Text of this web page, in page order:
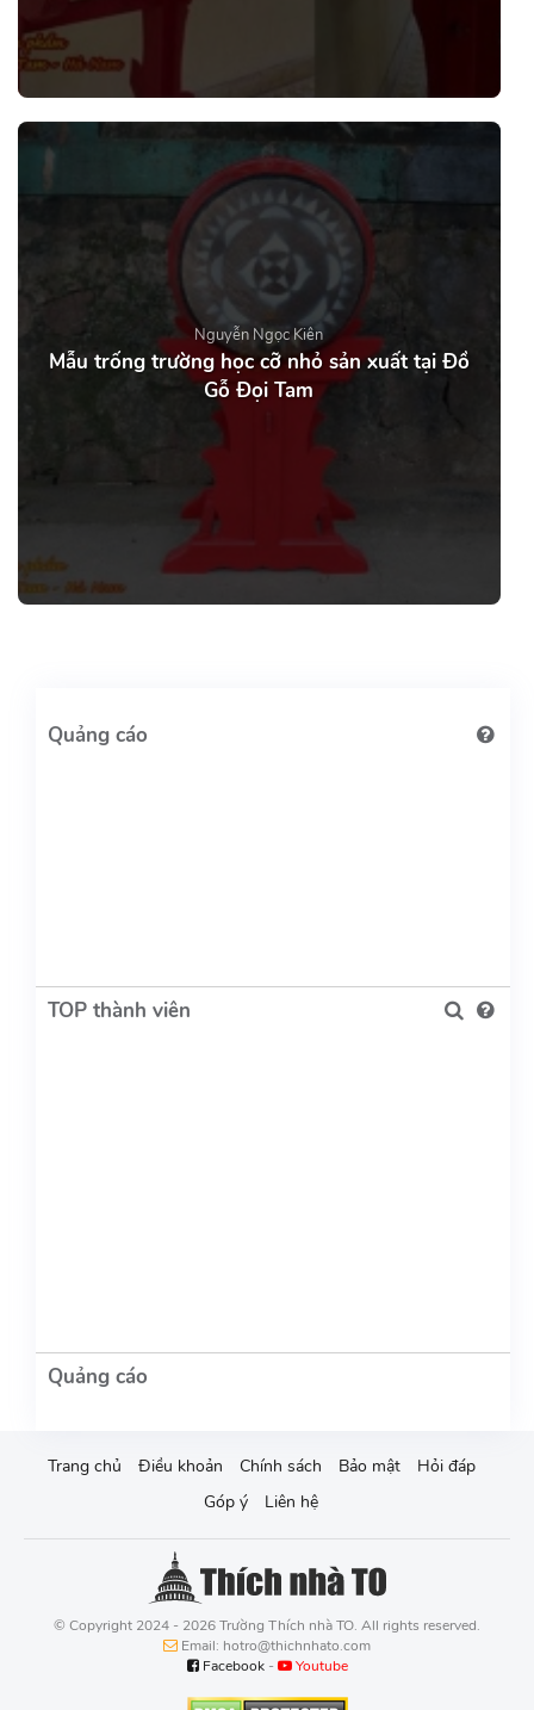
Nguyễn Ngọc Kiên
Mẫu trống trường học cỡ nhỏ sản xuất tại Đồ
Gỗ Đọi Tam
TOP thành viên
Trang chủ Điều khoản Chính sách Bảo mật
Hỏi đáp
Góp ý
Liên hệ
© Copyright 2024 - 2026 Trường Thích nhà TO. All rights reserved.
Email: hotro@thichnhato.com
Facebook- Youtube